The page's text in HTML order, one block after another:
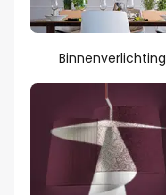
Binnenverlichting